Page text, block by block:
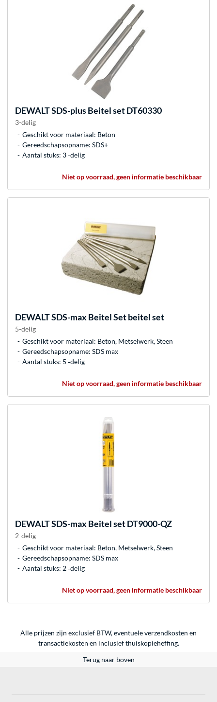
DEWALTSDS-plus Beitel set DT60330
3-delig
Geschikt voor materiaal: Beton
Gereedschapsopname: SDS+
Aantal stuks: 3 ‐delig
Niet op voorraad, geen informatie beschikbaar
DEWALTSDS-max Beitel Set beitel set
5-delig
Geschikt voor materiaal: Beton, Metselwerk, Steen
Gereedschapsopname: SDS max
Aantal stuks: 5 ‐delig
Niet op voorraad, geen informatie beschikbaar
DEWALTSDS-max Beitel set DT9000-QZ
2-delig
Geschikt voor materiaal: Beton, Metselwerk, Steen
Gereedschapsopname: SDS max
Aantal stuks: 2 ‐delig
Niet op voorraad, geen informatie beschikbaar
Alle prijzen zijn exclusief BTW, eventuele verzendkosten en
transactiekosten en inclusief thuiskopieheffing.
Terug naar boven